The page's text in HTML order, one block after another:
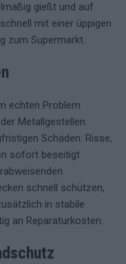
gießt und auf
mit einer üppigen
zum Supermarkt.
echten Problem
Metallgestellen.
Schäden: Risse,
sofort beseitigt
schnell schützen,
in stabile
an Reparaturkosten.